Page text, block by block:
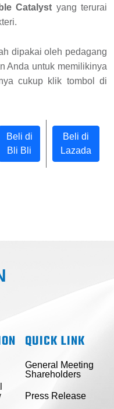
Catalyst yang terurai
dipakai oleh pedagang
Anda untuk memilikinya
cukup klik tombol di
Beli di
Bli Bli
Beli di
Lazada
QUICK LINK
General Meeting
Shareholders
Press Release